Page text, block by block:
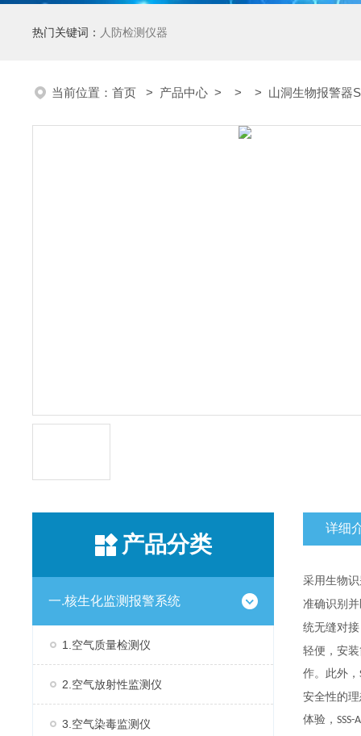
热门关键词： 人防检测仪器
当前位置： 首页 > 产品中心 > > > 山洞生物报警器
产品分类
一.核生化监测报警系统
1.空气质量检测仪
2.空气放射性监测仪
3.空气染毒监测仪
详细
采用生物
准确识别
统无缝对
轻便，安
作。此外，
安全性的
体验， SSS-